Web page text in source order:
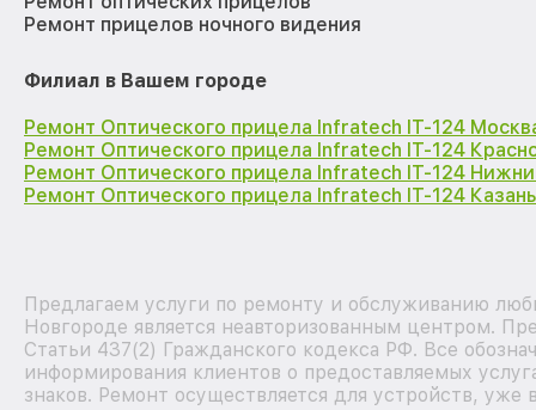
Ремонт прицелов ночного видения
Филиал в Вашем городе
Ремонт Оптического прицела Infratech IT-124
Ремонт Оптического прицела Infratech IT-124
Ремонт Оптического прицела Infratech IT-124
Ремонт Оптического прицела Infratech IT-124 Казань
Предлагаем услуги по ремонту и обслуживанию
Новгороде является неавторизованным центром.
Статьи 437(2) Гражданского кодекса РФ. Все
информирования клиентов о предоставляемых
знаков. Ремонт осуществляется для устройств,